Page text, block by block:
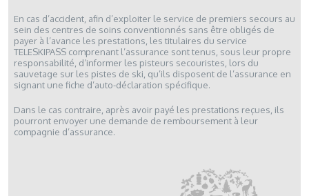
En cas d’accident, afin d’exploiter le service de premiers secours au
sein des centres de soins conventionnés sans être obligés de
payer à l’avance les prestations, les titulaires du service
TELESKIPASS comprenant l’assurance sont tenus, sous leur propre
responsabilité, d’informer les pisteurs secouristes, lors du
sauvetage sur les pistes de ski, qu’ils disposent de l’assurance en
signant une fiche d’auto-déclaration spécifique.
Dans le cas contraire, après avoir payé les prestations reçues, ils
pourront envoyer une demande de remboursement à leur
compagnie d’assurance.